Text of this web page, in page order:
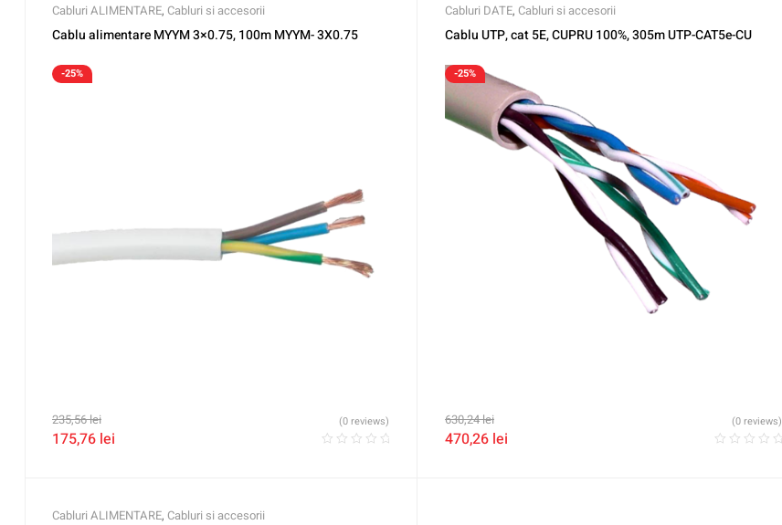
Cabluri ALIMENTARE, Cabluri si accesorii
Cablu alimentare MYYM 3×0.75, 100m MYYM- 3X0.75
-25%
235,56lei
175,76 lei
(0 reviews)
Cabluri DATE, Cabluri si accesorii
Cablu UTP, cat 5E, CUPRU 100%, 305m UTP-CAT5e-CU
-25%
630,24lei
470,26 lei
(0 reviews)
Cabluri ALIMENTARE, Cabluri si accesorii